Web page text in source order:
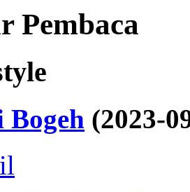
Pembaca
(2023-